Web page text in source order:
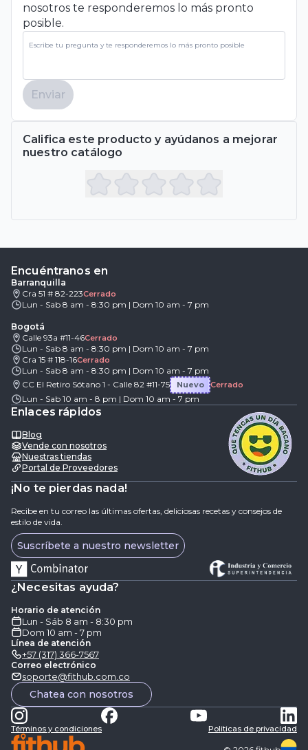
nosotros te responderemos lo más pronto
posible.
Enviar
Califica este producto y ayúdanos a mejorar
nuestro catálogo
Encuéntranos en
Barranquilla
Cra 51 # 82-223Cerrado
Lun - Sab 8 am - 8:30 pm | Dom 10 am - 7 pm
Bogotá
Calle 93a #11-46Cerrado
Lun - Sab 8 am - 8:30 pm | Dom 10 am - 7 pm
Cra 15 # 118-16Cerrado
Lun - Sab 8 am - 8:30 pm | Dom 10 am - 7 pm
CC El Retiro Sótano 1 - Calle 82 #11-75
Nuevo Cerrado
Lun - Sab 10 am - 8 pm | Dom 10 am - 7 pm
Enlaces rápidos
Blog
Vende con nosotros
Nuestras tiendas
Portal de Proveedores
¡No te pierdas nada!
Recibe en tu correo las últimas ofertas, deliciosas recetas y consejos de
estilo de vida.
Suscríbete a nuestro newsletter
¿Necesitas ayuda?
Horario de atención
Lun - Sáb 8 am - 8:30 pm
Dom 10 am - 7 pm
Línea de atención
+57 (317) 366-7567
Correo electrónico
soporte@fithub.com.co
Chatea con nosotros
Términos y condiciones Politicas de privacidad